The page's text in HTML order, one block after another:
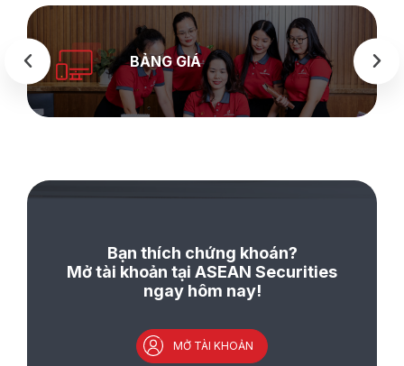
BẢNG GIÁ
Bạn thích chứng khoán?
Mở tài khoản tại ASEAN Securities
ngay hôm nay!
MỞ TÀI KHOẢN